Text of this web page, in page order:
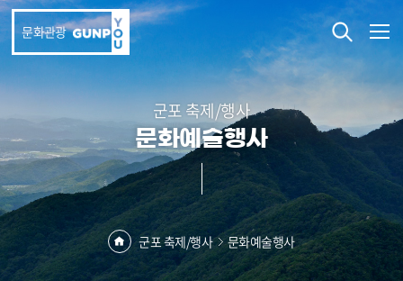
본문 바로가기
문화관광
군포 축제/행사
문화예술행사
군포 축제/행사 문화예술행사